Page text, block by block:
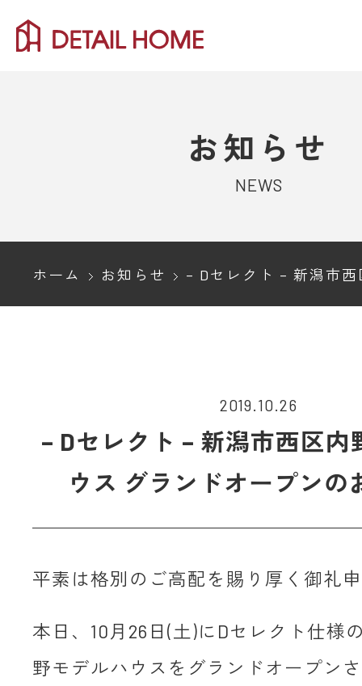
お知らせ
NEWS
ホーム お知らせ – Dセレクト – 新潟市西区内野モデルハウ
2019.10.26
– Dセレクト – 新潟市西区内
ウス グランドオープンの
平素は格別のご高配を賜り厚く御礼
本日、10月26日(土)にDセレクト仕様
野モデルハウスをグランドオープン